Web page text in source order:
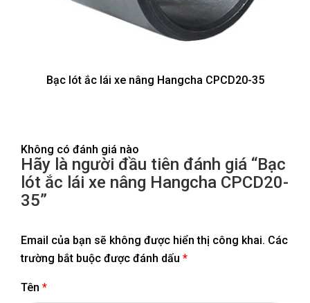
Bạc lót ắc lái xe nâng Hangcha CPCD20-35
Không có đánh giá nào
Hãy là người đầu tiên đánh giá “Bạc
lót ắc lái xe nâng Hangcha CPCD20-
35”
Email của bạn sẽ không được hiển thị công khai. Các
trường bắt buộc được đánh dấu *
Tên *